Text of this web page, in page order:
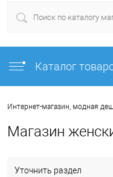
Каталог
Интернет-магазин, модная
Магазин
Уточнить раздел